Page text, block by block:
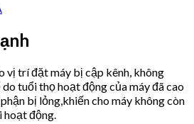
vị trí đặt máy bị cập kênh, không
tuổi thọ hoạt động của máy đã cao
bị lỏng,khiến cho máy không còn
hoạt động.